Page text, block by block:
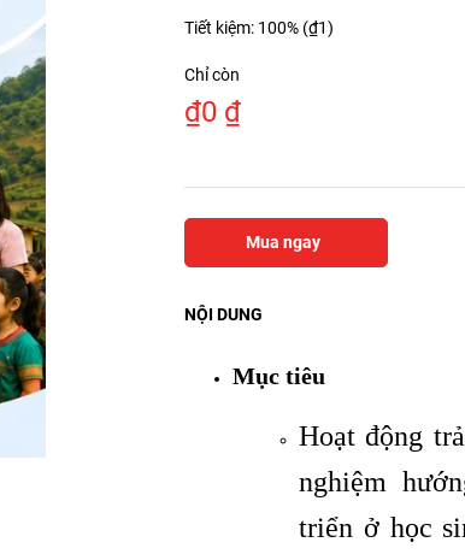
Tiết kiệm: 100% (₫1)
Chỉ còn
₫0 ₫
Mua ngay
NỘI DUNG
Mục tiêu
Hoạt động
nghiệm
triển ở học